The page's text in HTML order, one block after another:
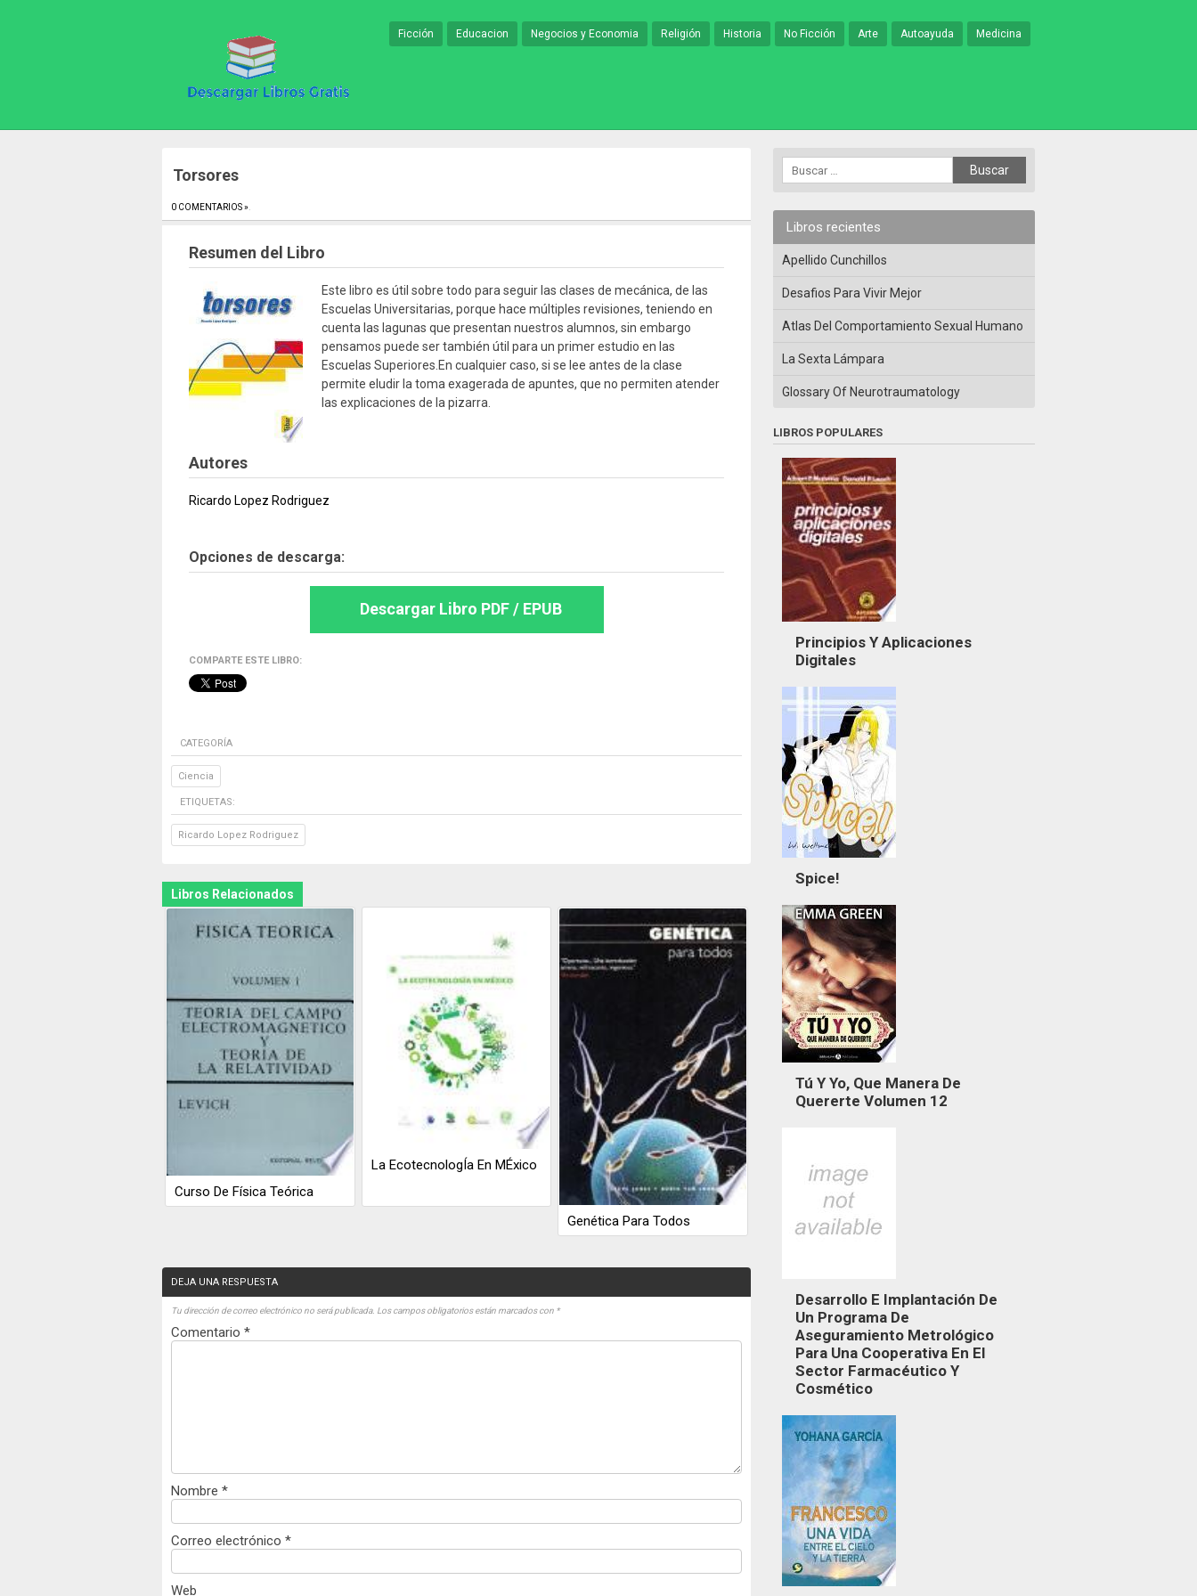
Ficción Educacion Negocios y Economia Religión Historia No Ficción Arte Autoayuda Medicina
Torsores
0 COMENTARIOS »
Resumen del Libro
Este libro es útil sobre todo para seguir las clases de mecánica, de las
Escuelas Universitarias, porque hace múltiples revisiones, teniendo en
cuenta las lagunas que presentan nuestros alumnos, sin embargo
pensamos puede ser también útil para un primer estudio en las
Escuelas Superiores.En cualquier caso, si se lee antes de la clase
permite eludir la toma exagerada de apuntes, que no permiten atender
las explicaciones de la pizarra.
Autores
Ricardo Lopez Rodriguez
Opciones de descarga:
Descargar Libro PDF / EPUB
COMPARTE ESTE LIBRO:
CATEGORÍA
Ciencia
ETIQUETAS:
Ricardo Lopez Rodriguez
Libros Relacionados
Curso De Física Teórica
La EcotecnologÍa En MÉxico
Genética Para Todos
DEJA UNA RESPUESTA
Tu dirección de correo electrónico no será publicada. Los campos obligatorios están marcados con *
Comentario *
Nombre *
Correo electrónico *
Web
Libros recientes
Apellido Cunchillos
Desafios Para Vivir Mejor
Atlas Del Comportamiento Sexual Humano
La Sexta Lámpara
Glossary Of Neurotraumatology
LIBROS POPULARES
Principios Y Aplicaciones
Digitales
Spice!
Tú Y Yo, Que Manera De
Quererte Volumen 12
Desarrollo E Implantación De
Un Programa De
Aseguramiento Metrológico
Para Una Cooperativa En El
Sector Farmacéutico Y
Cosmético